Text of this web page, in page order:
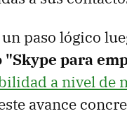
paso lógico
"Skype para
a nivel de
avance